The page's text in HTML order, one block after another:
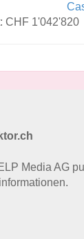
CHF 1'042'820
Media AG